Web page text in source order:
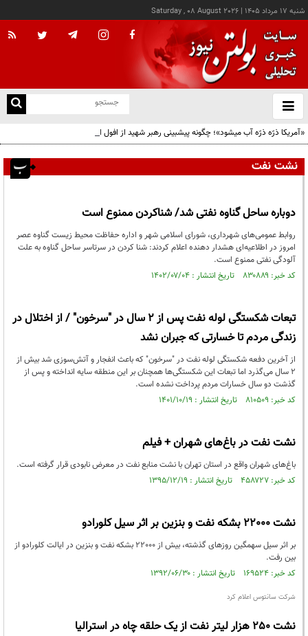
شنبه ۱۷ مرداد ۱۴۰۵ |
Saturday , 08 August 2026
باز
و
«آمریکا ذرّه ذرّه آب میشود»؛ چگونه پیشبینی رهبر شهید از افول ابرقدرت به حقیقت پیوست؟
نشت نفت
دوباره ساحل گناوه نفتی شد/ شناکردن ممنوع است
روابط عمومی‌های شهرداری، شورای اسلامی شهر و اداره حفاظت محیط زیست گناوه عصر
امروز در اطلاعیه‌ای هشدار دهنده اعلام کردند: شنا کردن در سرتاسر ساحل گناوه به علت
آلودگی نفتی ممنوع است.
کد خبر: ۸۳۰۸۸۹ تاریخ انتشار : ۱۴۰۲/۰۷/۰۴
تبعات شکستگی لوله نفت پس از ۲ سال در "سرخون" / از اختلال در
زندگی مردم تا خسارتی که جبران نشد
از آخرین دفعه شکستگی لوله نفت در "سرخون" که باعث انفجار و آتش‌سوزی شد بیش از
۲ سال می‌گذرد اما تبعات این شکستگی‌ها همچنان بر این منطقه سایه انداخته و پس از
گذشت دو سال خسارات مردم پرداخت نشده است.
کد خبر: ۸۱۰۵۰۹ تاریخ انتشار : ۱۴۰۱/۱۰/۱۹
نشت نفت در باغ‌های شهران + فیلم
باغ‌های شهران واقع در استان تهران با نشت منابع نفت در معرض نابودی قرار گرفته است.
کد خبر: ۴۵۸۷۲۷ تاریخ انتشار : ۱۳۹۵/۱۲/۱۹
نشت 22000 بشکه نفت و بنزین بر اثر سیل کلورادو
بر اثر سیل سهمگین روزهای گذشته، بیش از 22000 بشکه نفت و بنزین در ایالت کلورادو از
بین رفت.
کد خبر: ۱۶۹۵۲۴ تاریخ انتشار : ۱۳۹۲/۰۶/۳۰
شرکت سانتوس اعلام کرد
نشت ٢٥٠ هزار لیتر نفت از یک حلقه چاه در استرالیا